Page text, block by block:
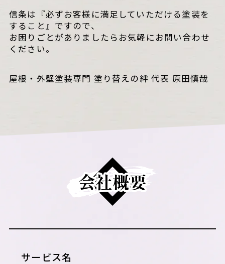
信条は『必ずお客様に満足していただける塗装を
すること』ですので、
お困りごとがありましたらお気軽にお問い合わせ
ください。
屋根・外壁塗装専門 塗り替えの絆 代表 原田慎哉
会社概要
サービス名